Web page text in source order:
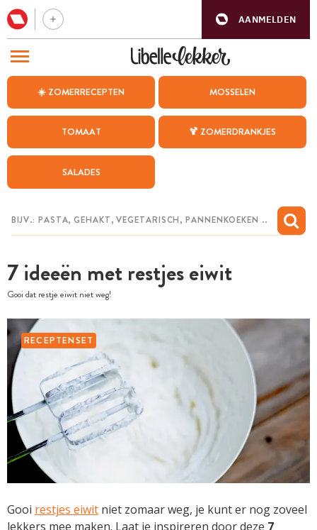
AANMELDEN
☀️ ZOMERRECEPTEN MOSSELEN
TOMAAT 🍹 ZOMERDRANKJES
SALADES
7 ideeën met restjes eiwit
Gooi dat restje eiwit niet weg!
RECEPTENSET
Gooi restjes eiwit niet zomaar weg, je kunt er nog zoveel
lekkers mee maken. Laat je inspireren door deze 7
BEZOEK ONZE ANDERE WEBSITES
WEEKMENU
CHAT MET MAIA
MIJN BEWAARDE RECEPTEN